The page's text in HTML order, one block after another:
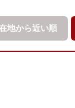
地から近い順